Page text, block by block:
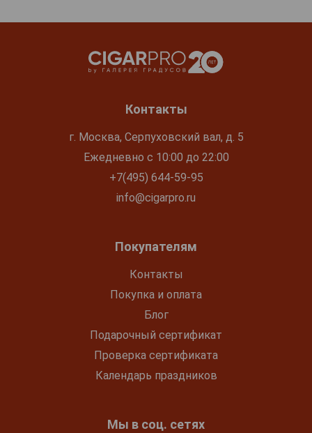
Контакты
г. Москва, Серпуховский вал, д. 5
Ежедневно с 10:00 до 22:00
+7(495) 644-59-95
info@cigarpro.ru
Покупателям
Контакты
Покупка и оплата
Блог
Подарочный сертификат
Проверка сертификата
Календарь праздников
Мы в соц. сетях